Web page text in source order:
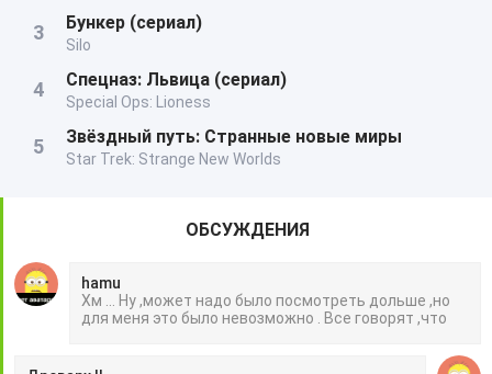
Бункер (сериал)
Silo
Спецназ: Львица (сериал)
Special Ops: Lioness
Звёздный путь: Странные новые миры
Star Trek: Strange New Worlds
ОБСУЖДЕНИЯ
hamu
Хм ... Ну ,может надо было посмотреть дольше ,но
для меня это было невозможно . Все говорят ,что